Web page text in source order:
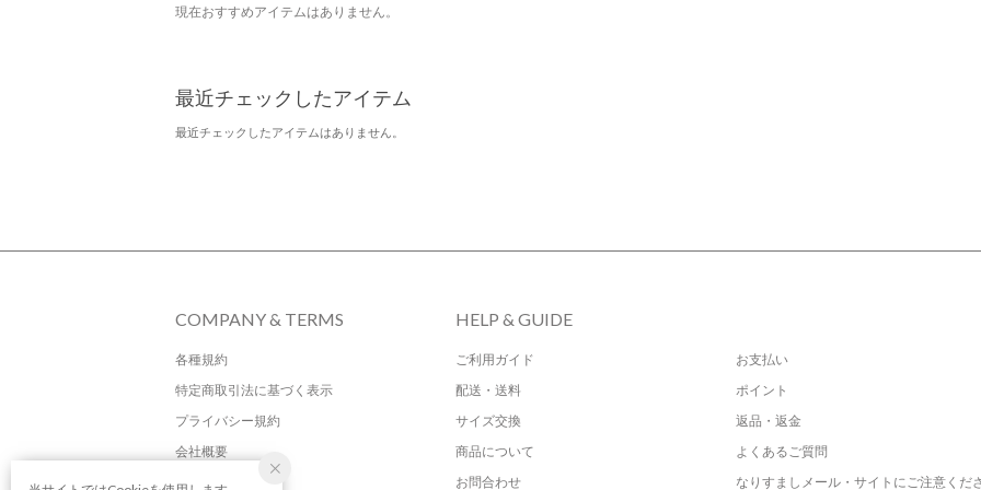
現在おすすめアイテムはありません。
最近チェックしたアイテム
最近チェックしたアイテムはありません。
COMPANY & TERMS
各種規約
特定商取引法に基づく表示
プライバシー規約
会社概要
HELP & GUIDE
ご利用ガイド
配送・送料
サイズ交換
商品について
お問合わせ
お支払い
ポイント
返品・返金
よくあるご質問
なりすましメール・サイトにご注意くだ